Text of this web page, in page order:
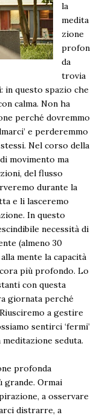
la
medita
zione
profon
da
trovia
questo spazio che
calma. Non ha
perché dovremmo
e perderemmo
Nel corso della
movimento ma
del flusso
durante la
e li lasceremo
In questo
necessità di
(almeno 30
mente la capacità
più profondo. Lo
con questa
giornata perché
a gestire
sentirci ‘fermi’
seduta.
profonda
grande. Ormai
a osservare
distrarre, a